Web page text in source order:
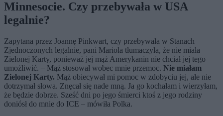
Minnesocie. Czy przebywała w USA
legalnie?
Zapytana przez Joannę Pinkwart, czy przebywała w Stanach
Zjednoczonych legalnie, pani Mariola tłumaczyła, że nie miała
Zielonej Karty, ponieważ jej mąż Amerykanin nie chciał jej tego
umożliwić. – Mąż stosował wobec mnie przemoc. Nie miałam
Zielonej Karty. Mąż obiecywał mi pomoc w zdobyciu jej, ale nie
dotrzymał słowa. Znęcał się nade mną. Ja go kochałam i wierzyłam,
że będzie dobrze. Sześć dni po jego śmierci ktoś z jego rodziny
doniósł do mnie do ICE – mówiła Polka.